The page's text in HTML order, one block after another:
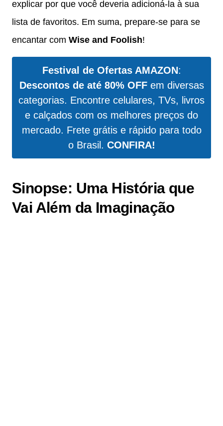
explicar por que você deveria adicioná-la à sua
lista de favoritos. Em suma, prepare-se para se
encantar com Wise and Foolish!
Festival de Ofertas AMAZON:
Descontos de até 80% OFFem diversas
categorias. Encontre celulares, TVs, livros
e calçados com os melhores preços do
mercado. Frete grátis e rápido para todo
o Brasil. CONFIRA!
Sinopse: Uma História que
Vai Além da Imaginação